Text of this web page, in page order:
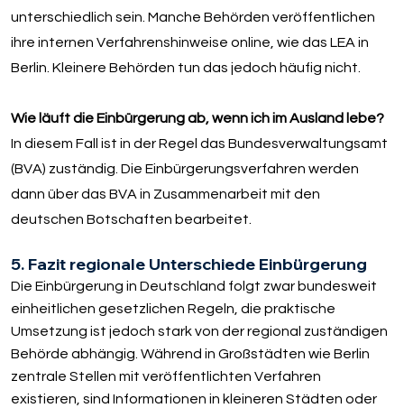
unterschiedlich sein. Manche Behörden veröffentlichen
ihre internen Verfahrenshinweise online, wie das LEA in
Berlin. Kleinere Behörden tun das jedoch häufig nicht.
Wie läuft die Einbürgerung ab, wenn ich im Ausland lebe?
In diesem Fall ist in der Regel das Bundesverwaltungsamt
(BVA) zuständig. Die Einbürgerungsverfahren werden
dann über das BVA in Zusammenarbeit mit den
deutschen Botschaften bearbeitet.
5. Fazit regionale Unterschiede Einbürgerung
Die Einbürgerung in Deutschland folgt zwar bundesweit
einheitlichen gesetzlichen Regeln, die praktische
Umsetzung ist jedoch stark von der regional zuständigen
Behörde abhängig. Während in Großstädten wie Berlin
zentrale Stellen mit veröffentlichten Verfahren
existieren, sind Informationen in kleineren Städten oder